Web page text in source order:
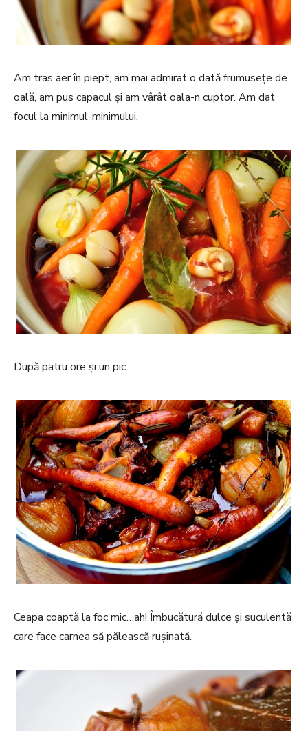
Am tras aer în piept, am mai admirat o dată frumusețe de
oală, am pus capacul și am vârât oala-n cuptor. Am dat
focul la minimul-minimului.
După patru ore și un pic…
Ceapa coaptă la foc mic…ah! Îmbucătură dulce și suculentă
care face carnea să pălească rușinată.